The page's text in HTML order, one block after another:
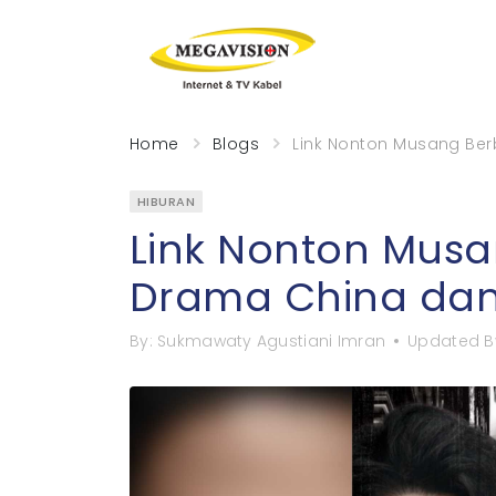
Home Blogs Link Nonton Musang
HIBURAN
Link Nonton
Drama China
By: Sukmawaty Agustiani Imran Updated